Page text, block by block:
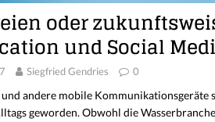
oder
und Social
Siegfried Gendries 0
andere mobile Kommunikationsgeräte
geworden. Obwohl die